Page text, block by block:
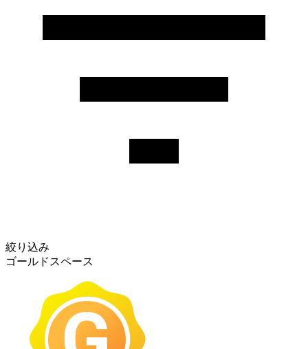
絞り込み
ゴールドスペース